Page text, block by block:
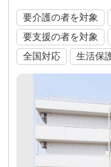
要介護の者を対象
要支援の者を対象
全国対応
生活保